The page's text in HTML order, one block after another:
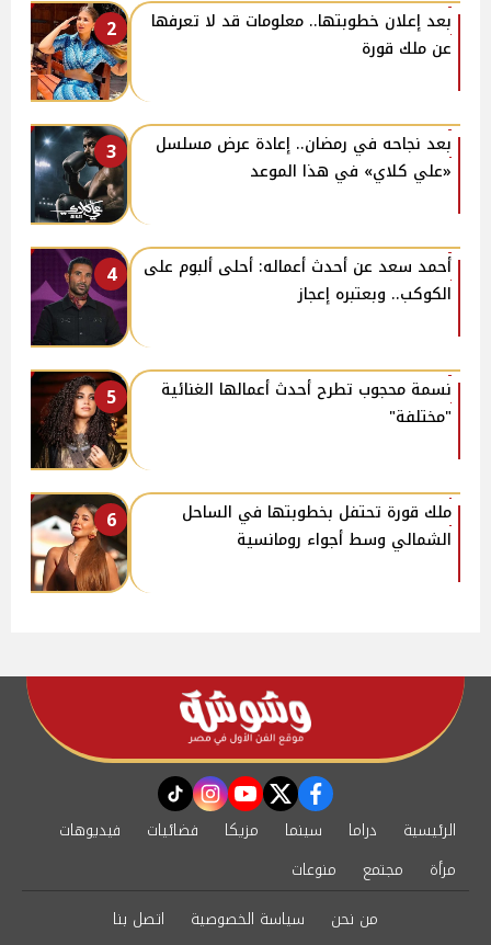
2
بعد إعلان خطوبتها.. معلومات قد لا تعرفها
عن ملك قورة
3
بعد نجاحه في رمضان.. إعادة عرض مسلسل
«علي كلاي» في هذا الموعد
4
أحمد سعد عن أحدث أعماله: أحلى ألبوم على
الكوكب.. وبعتبره إعجاز
5
نسمة محجوب تطرح أحدث أعمالها الغنائية
"مختلفة"
6
ملك قورة تحتفل بخطوبتها في الساحل
الشمالي وسط أجواء رومانسية
facebook
twitter
youtube
instagram
tiktok
الرئيسية دراما سينما مزيكا فضائيات
فيديوهات
مرأة
مجتمع
منوعات
من نحن
سياسة الخصوصية اتصل بنا